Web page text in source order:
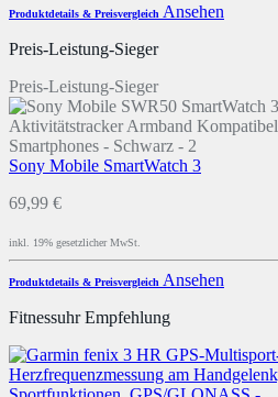
Produktdetails & Preisvergleich Ansehen
Preis-Leistung-Sieger
Preis-Leistung-Sieger
Sony Mobile SmartWatch 3
69,99 €
inkl. 19% gesetzlicher MwSt.
Produktdetails & Preisvergleich Ansehen
Fitnessuhr Empfehlung